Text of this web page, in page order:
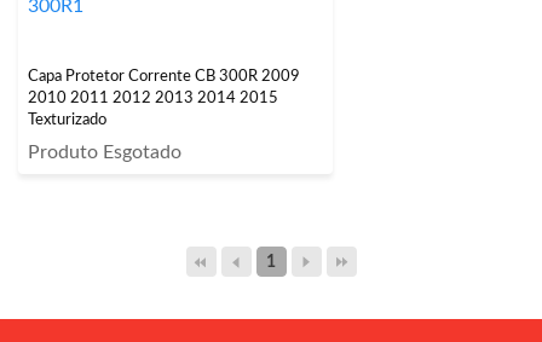
Capa Protetor Corrente CB 300R 2009
2010 2011 2012 2013 2014 2015
Texturizado
Produto Esgotado
1